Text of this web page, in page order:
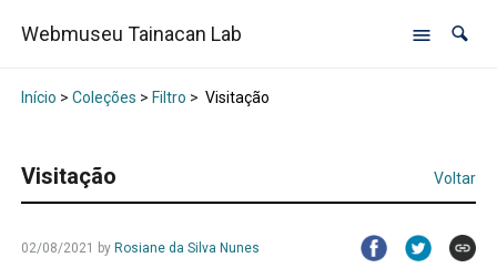
Webmuseu Tainacan Lab
Início > Coleções > Filtro > Visitação
Visitação Voltar
02/08/2021 by Rosiane da Silva Nunes